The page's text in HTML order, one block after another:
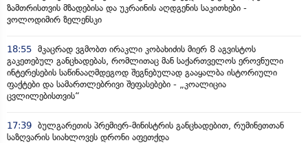
ზამთრისთვის მზადებისა და უკრაინის აღდგენის საკითხები -
ვოლოდიმირ ზელენსკი
18:55 მკაცრად ვგმობთ ირაკლი კობახიძის მიერ 8 აგვისტოს
გაკეთებულ განცხადებას, რომლითაც მან საქართველოს ეროვნული
ინტერესების საწინააღმდეგოდ შეგნებულად გააყალბა ისტორიული
ფაქტები და სამართლებრივი შეფასებები - „კოალიცია
ცვლილებისთვის“
17:39 ბულგარეთის პრემიერ-მინისტრის განცხადებით, რუმინეთთან
საზღვარის სიახლოვეს დრონი აფეთქდა